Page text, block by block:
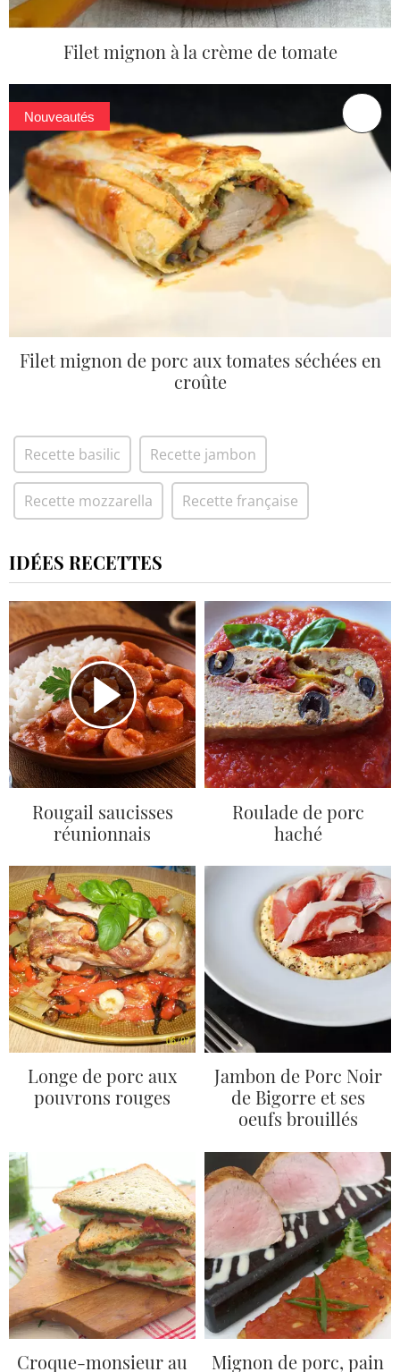
Filet mignon à la crème de tomate
Nouveautés
Filet mignon de porc aux tomates séchées en
croûte
Recette basilic Recette jambon
Recette mozzarella Recette française
IDÉES RECETTES
Rougail saucisses
réunionnais
Roulade de porc
haché
Longe de porc aux
pouvrons rouges
Jambon de Porc Noir
de Bigorre et ses
oeufs brouillés
Croque-monsieur au
Mignon de porc, pain